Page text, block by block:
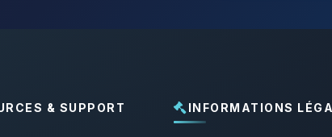
& SUPPORT INFORMATIONS